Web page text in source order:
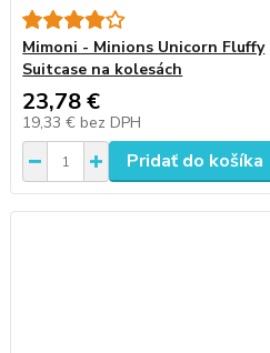
Mimoni - Minions Unicorn Fluffy
Suitcase na kolesách
23,78 €
19,33 € bez DPH
Pridať do košíka